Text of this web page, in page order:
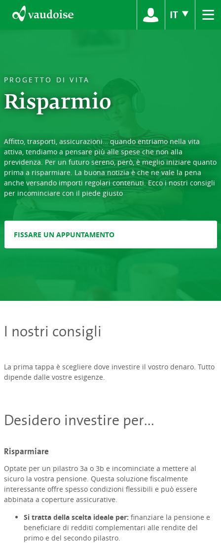
IT ≡
PROGETTO DI VITA
Risparmio
Affitto, trasporti, assicurazioni… quando entriamo nella vita
attiva, tendiamo a pensare più alle spese che non alla
previdenza. Per un futuro sereno, però, è meglio iniziare quanto
prima a risparmiare. La buona notizia è che ne vale la pena
anche versando importi regolari contenuti. Ecco i nostri consigli
per incominciare con il piede giusto
FISSARE UN APPUNTAMENTO
I nostri consigli
La prima tappa è scegliere dove investire il vostro denaro. Tutto
dipende dalle vostre esigenze.
Desidero investire per...
Risparmiare
Optate per un pilastro 3a o 3b e incominciate a mettere al
sicuro la vostra pensione. Questa soluzione fiscalmente
interessante offre spesso condizioni flessibili e può essere
abbinata a coperture assicurative.
Si tratta della scelta ideale per: finanziare la pensione e
beneficiare di redditi complementari alle rendite del
primo e del secondo pilastro.